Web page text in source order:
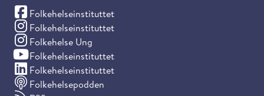
Folkehelseinstituttet
(Facebook)
Folkehelseinstituttet
(Instagram)
Folkehelse Ung
(Instagram)
Folkehelseinstituttet
(YouTube)
Folkehelseinstituttet
(LinkedIn)
Folkehelsepodden